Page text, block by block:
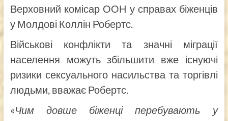
Верховний комісар ООН у справах біженців
у Молдові Коллін Робертс.
Військові конфлікти та значні міграції
населення можуть збільшити вже існуючі
ризики сексуального насильства та торгівлі
людьми, вважає Робертс.
«Чим довше біженці перебувають у